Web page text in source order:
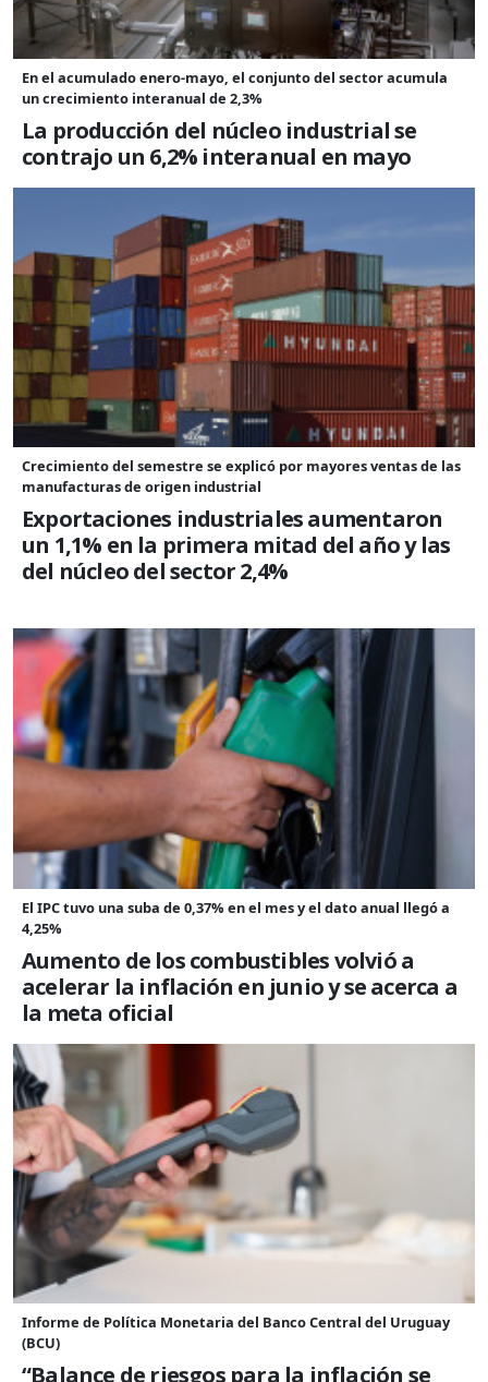
En el acumulado enero-mayo, el conjunto del sector acumula
un crecimiento interanual de 2,3%
La producción del núcleo industrial se
contrajo un 6,2% interanual en mayo
Crecimiento del semestre se explicó por mayores ventas de las
manufacturas de origen industrial
Exportaciones industriales aumentaron
un 1,1% en la primera mitad del año y las
del núcleo del sector 2,4%
El IPC tuvo una suba de 0,37% en el mes y el dato anual llegó a
4,25%
Aumento de los combustibles volvió a
acelerar la inflación en junio y se acerca a
la meta oficial
Informe de Política Monetaria del Banco Central del Uruguay
(BCU)
“Balance de riesgos para la inflación se